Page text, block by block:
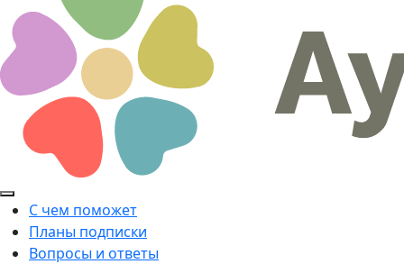
С чем поможет
Планы подписки
Вопросы и ответы